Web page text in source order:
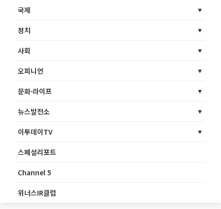
국제
정치
사회
오피니언
문화·라이프
뉴스발전소
이투데이TV
스페셜리포트
Channel 5
위너스IR클럽